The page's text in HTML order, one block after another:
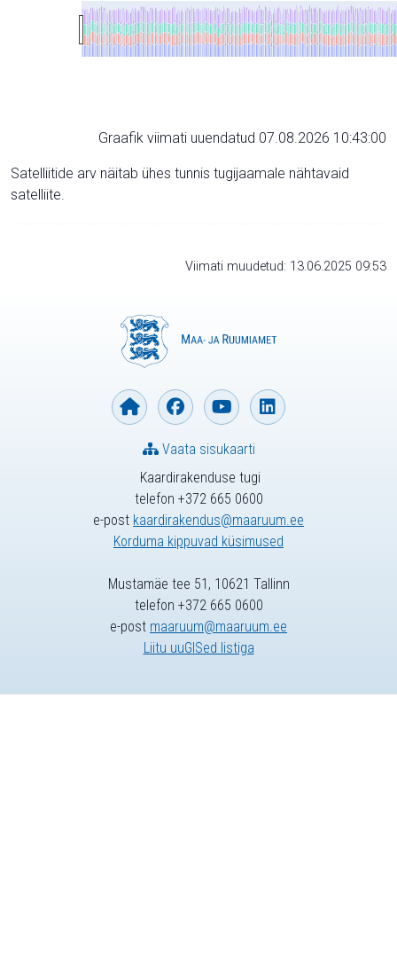
Graafik viimati uuendatud 07.08.2026 10:43:00
Satelliitide arv näitab ühes tunnis tugijaamale nähtavaid
satelliite.
Viimati muudetud: 13.06.2025 09:53
Kaardirakenduse tugi
telefon +372 665 0600
e-post kaardirakendus@maaruum.ee
Korduma kippuvad küsimused
Vaata sisukaarti
Mustamäe tee 51, 10621 Tallinn
telefon +372 665 0600
e-post maaruum@maaruum.ee
Liitu uuGISed listiga